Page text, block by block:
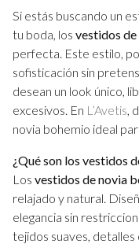
Si estás buscando un
tu boda, los vestidos
perfecta. Este estilo,
sofisticación sin
desean un look único,
excesivos. En L’Avetis,
novia bohemio ideal
¿Qué son los vestidos
Los vestidos de novia
relajado y natural.
elegancia sin
tejidos suaves, detalles